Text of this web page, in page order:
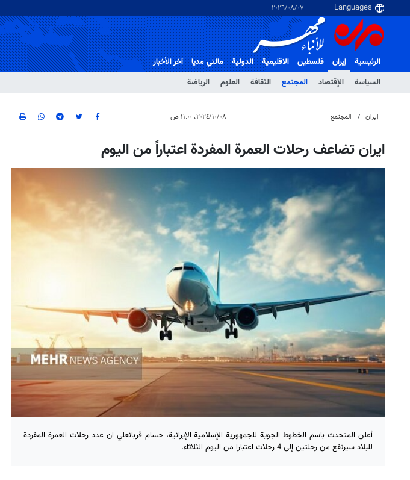
٠٧‏/٠٨‏/٢٠٢٦
الرئيسية
إيران
السياسة
الإقتصاد المجتمع الثقافة العلوم الرياضة
فلسطین الاقلیمیة الدولية مالتي مدیا آخر الأخبار
إيران المجتمع ٠٨‏/١٠‏/٢٠٢٤، ١١:٠٠ ص
ايران تضاعف رحلات العمرة المفردة اعتباراً من اليوم
أعلن المتحدث باسم الخطوط الجوية للجمهورية الإسلامية الإيرانية، حسام قربانعلي ان عدد رحلات العمرة المفردة
للبلاد سيرتفع من رحلتين إلى 4 رحلات اعتبارا من اليوم الثلاثاء.